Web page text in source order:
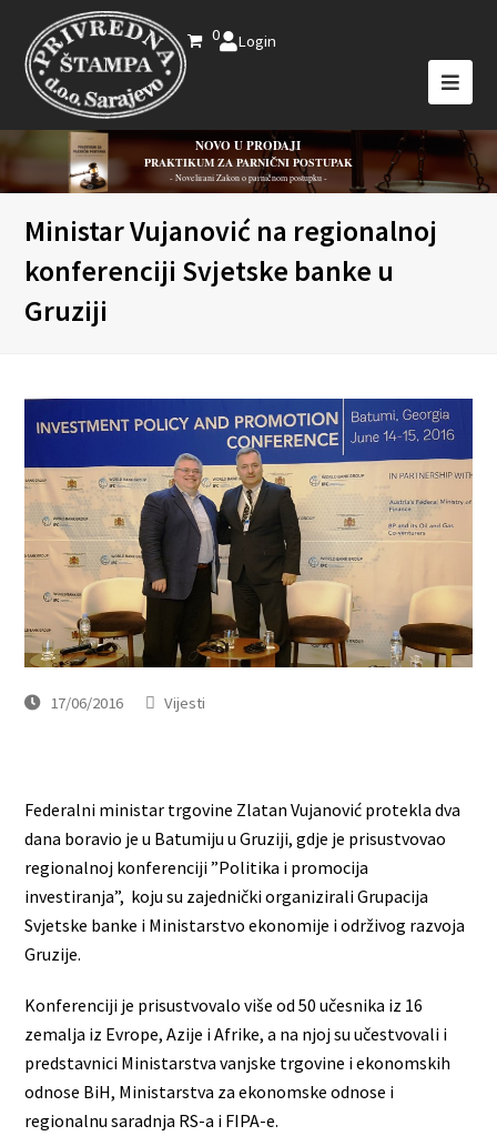
0 Login
NOVO U PRODAJI
PRAKTIKUM ZA PARNIČNI POSTUPAK
- Novelirani Zakon o parničnom postupku -
Ministar Vujanović na regionalnoj
konferenciji Svjetske banke u
Gruziji
17/06/2016 Vijesti
Federalni ministar trgovine Zlatan Vujanović protekla dva
dana boravio je u Batumiju u Gruziji, gdje je prisustvovao
regionalnoj konferenciji ”Politika i promocija
investiranja”, koju su zajednički organizirali Grupacija
Svjetske banke i Ministarstvo ekonomije i održivog razvoja
Gruzije.
Konferenciji je prisustvovalo više od 50 učesnika iz 16
zemalja iz Evrope, Azije i Afrike, a na njoj su učestvovali i
predstavnici Ministarstva vanjske trgovine i ekonomskih
odnose BiH, Ministarstva za ekonomske odnose i
regionalnu saradnja RS-a i FIPA-e.